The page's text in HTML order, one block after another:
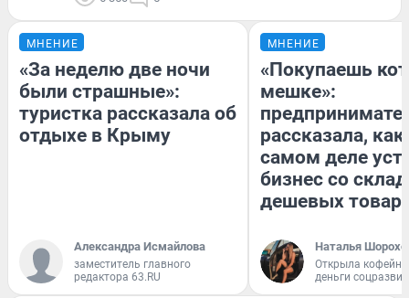
МНЕНИЕ
«За неделю две ночи
были страшные»:
туристка рассказала об
отдыхе в Крыму
Александра Исмайлова
заместитель главного
редактора 63.RU
МНЕНИЕ
«Покупаешь
мешке»:
рассказала, как
самом деле
бизнес со
дешевых
Наталья
Открыла
деньги